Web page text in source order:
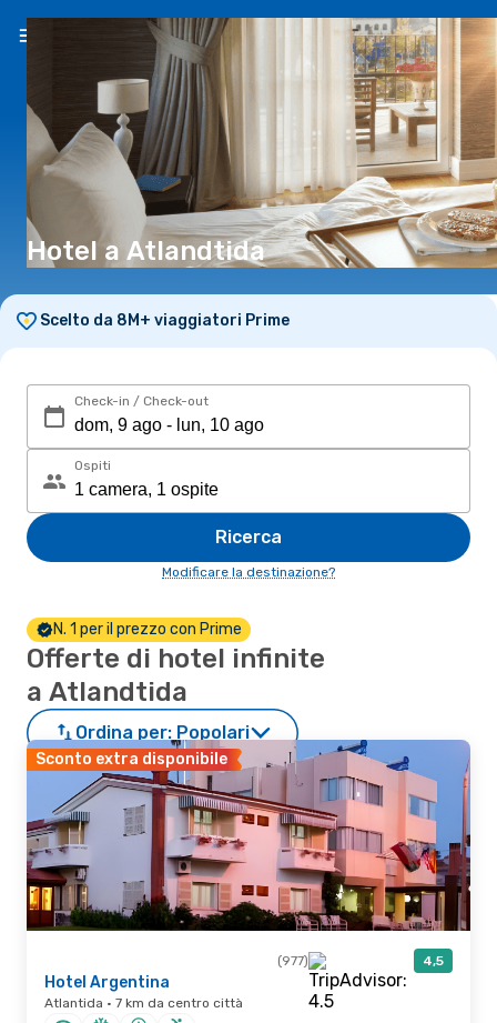
IT(€)
Hotel a Atlandtida
Scelto da 8M+ viaggiatori Prime
Check-in / Check-out
Ospiti
Ricerca
Modificare la destinazione?
N. 1 per il prezzo con Prime
Offerte di hotel infinite
a Atlandtida
Ordina per: Popolari
Sconto extra disponibile
(977) 4,5
Hotel Argentina
Atlantida · 7 km da centro città